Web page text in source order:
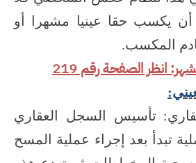
أن يكسب حقا عينيا مشهرا أو
المكسب.
انظر الصفحة رقم 219
تأسيس السجل العقاري
تبدأ بعد إجراء عملية المسح